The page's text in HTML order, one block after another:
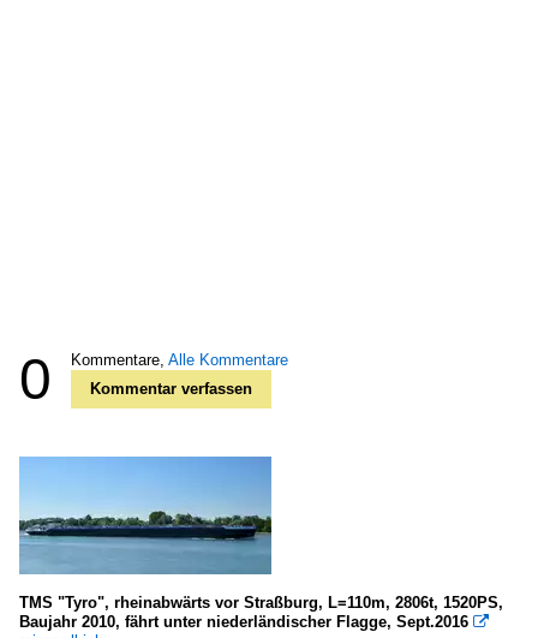
0 Kommentare, Alle Kommentare
Kommentar verfassen
TMS "Tyro", rheinabwärts vor Straßburg, L=110m, 2806t, 1520PS,
Baujahr 2010, fährt unter niederländischer Flagge, Sept.2016 